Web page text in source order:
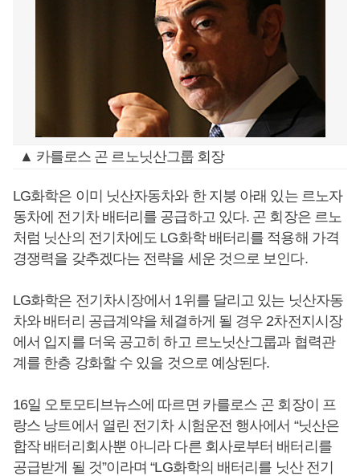
▲ 카를로스 곤 르노닛산그룹 회장
LG화학은 이미 닛산자동차와 한 지붕 아래 있는 르노자
동차에 전기차 배터리를 공급하고 있다. 곤 회장은 르노
처럼 닛산의 전기차에도 LG화학 배터리를 적용해 가격
경쟁력을 갖추겠다는 전략을 세운 것으로 보인다.
LG화학은 전기차시장에서 1위를 달리고 있는 닛산자동
차와 배터리 공급계약을 체결하게 될 경우 2차전지시장
에서 입지를 더욱 공고히 하고 르노닛산그룹과 협력관
계를 한층 강화할 수 있을 것으로 예상된다.
16일 오토모티브뉴스에 따르면 카를로스 곤 회장이 프
랑스 낭트에서 열린 전기차 시험운전 행사에서 “닛산은
합작 배터리회사뿐 아니라 다른 회사로부터 배터리를
공급받게 될 것”이라며 “LG화학의 배터리를 닛산 전기